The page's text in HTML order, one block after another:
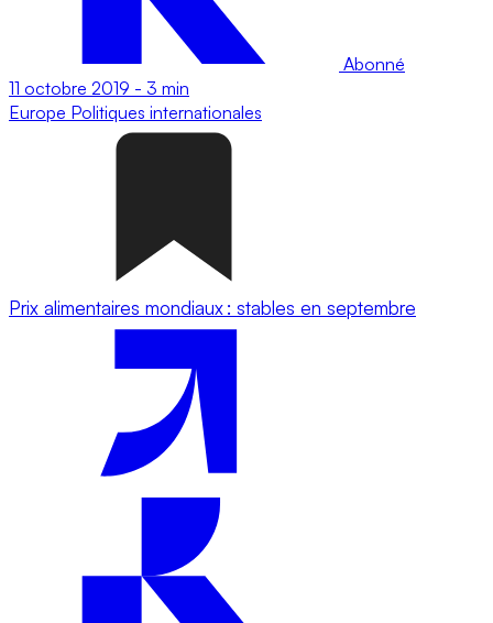
Abonné
11 octobre 2019 - 3 min
Europe Politiques internationales
Prix alimentaires mondiaux : stables en septembre